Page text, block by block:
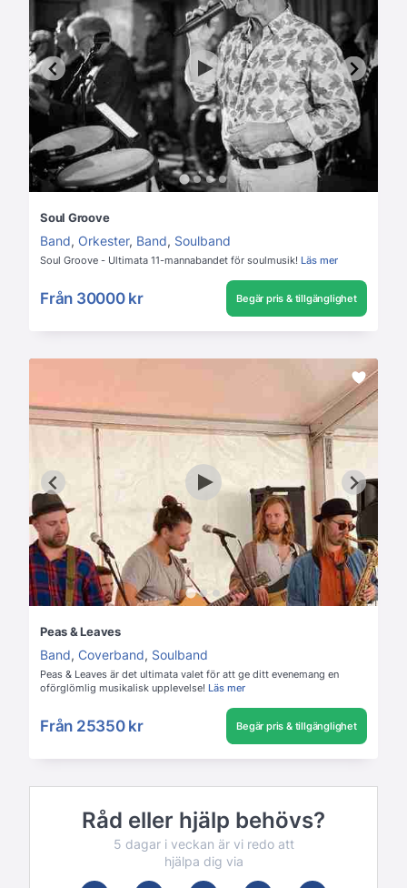
Soul Groove
Band, Orkester, Band, Soulband
Soul Groove - Ultimata 11-mannabandet för soulmusik! Läs mer
Från 30000 kr Begär pris & tillgänglighet
Peas & Leaves
Band, Coverband, Soulband
Peas & Leaves är det ultimata valet för att ge ditt evenemang en
oförglömlig musikalisk upplevelse! Läs mer
Från 25350 kr Begär pris & tillgänglighet
Råd eller hjälp behövs?
5 dagar i veckan är vi redo att
hjälpa dig via